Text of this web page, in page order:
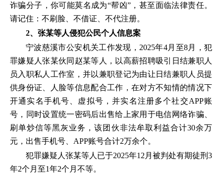
诈骗分子，你可能莫名成为“帮凶”，甚至面临法律责任。
请记住：不刷脸、不借证、不代注册。
2、张某等人侵犯公民个人信息案
宁波慈溪市公安机关工作发现，2025年4月至8月，犯
罪嫌疑人张某伙同赵某等人，以高薪招聘吸引日结兼职人
员入职私人工作室，并以兼职登记为由让日结兼职人员提
供身份证、人脸等信息配合工作，在对方不知情的情况下
开通实名手机号、虚拟号，并实名注册多个社交APP账
号，同时设置统一密码后出售给上家用于电信网络诈骗、
刷单炒信等黑灰业务，该团伙非法牟取利益合计30余万
元，出售手机号、APP账号合计2万余个。
犯罪嫌疑人张某等人已于2025年12月被判处有期徒刑3
年2个月至1年2个月不等。